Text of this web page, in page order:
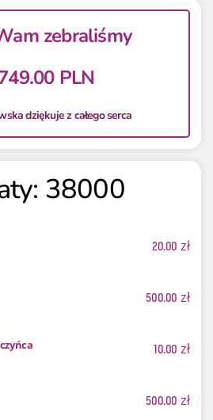
zebraliśmy
PLN
dziękuje z całego serca
38000
20.00 zł
500.00 zł
10.00 zł
500.00 zł